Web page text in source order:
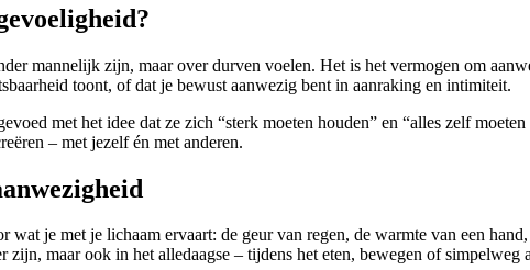
mannelijk zijn, maar over durven voelen. Het is het vermogen om
toont, of dat je bewust aanwezig bent in aanraking en intimiteit.
met het idee dat ze zich “sterk moeten houden” en “alles zelf
– met jezelf én met anderen.
wat je met je lichaam ervaart: de geur van regen, de warmte van een
zijn, maar ook in het alledaagse – tijdens het eten, bewegen of simpelweg